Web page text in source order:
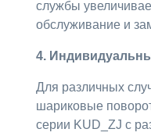
службы
обслуживание и
4.
Для различных
шариковые
серии KUD_ZJ с